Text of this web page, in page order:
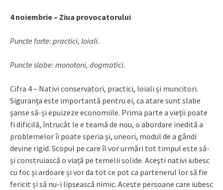
4 noiembrie – Ziua provocatorului
Puncte forte: practici, loiali.
Puncte slabe: monotoni, dogmatici.
Cifra 4 – Nativi conservatori, practici, loiali și muncitori.
Siguranţa este importantă pentru ei, ca atare sunt slabe
şanse să-și epuizeze economiile. Prima parte a vieţii poate
fi dificilă, întrucât le e teamă de nou, o abordare inedită a
problemelor îi poate speria şi, uneori, modul de a gândi
devine rigid. Scopul pe care îl vor urmări tot timpul este să-
și construiască o viață pe temelii solide. Aceşti nativi iubesc
cu foc și ardoare și vor da tot ce pot ca partenerul lor să fie
fericit și să nu-i lipsească nimic. Aceste persoane care iubesc